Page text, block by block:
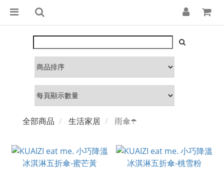
全部商品 生活家居 雨傘☂️